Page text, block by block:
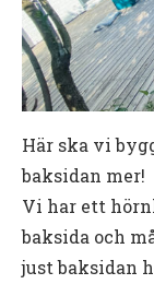
Här ska vi
baksidan mer!
Vi har ett
baksida och
just baksidan